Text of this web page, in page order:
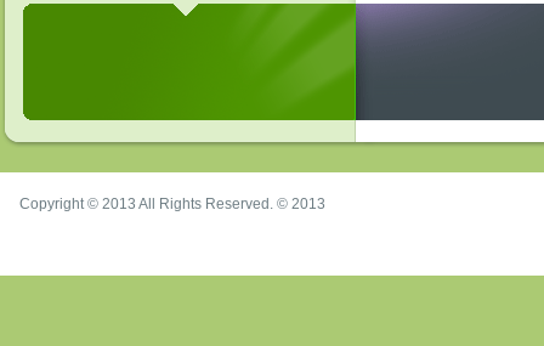
Copyright © 2013 All Rights Reserved. © 2013